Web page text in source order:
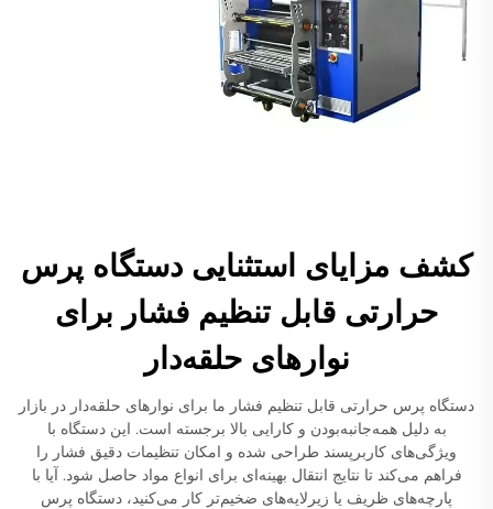
کشف مزایای استثنایی دستگاه پرس
حرارتی قابل تنظیم فشار برای
نوارهای حلقه‌دار
دستگاه پرس حرارتی قابل تنظیم فشار ما برای نوارهای حلقه‌دار در بازار
به دلیل همه‌جانبه‌بودن و کارایی بالا برجسته است. این دستگاه با
ویژگی‌های کاربرپسند طراحی شده و امکان تنظیمات دقیق فشار را
فراهم می‌کند تا نتایج انتقال بهینه‌ای برای انواع مواد حاصل شود. آیا با
پارچه‌های ظریف یا زیرلایه‌های ضخیم‌تر کار می‌کنید، دستگاه پرس